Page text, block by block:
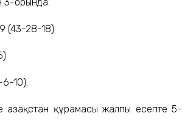
(43-28-18)
10).
Қазақстан құрамасы жалпы есепте 5-